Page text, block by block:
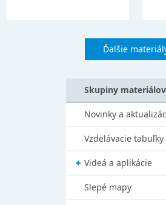
Ďalšie
Skupiny materiálov
Novinky a
Vzdelávacie tabuľky
Videá a aplikácie
Slepé mapy